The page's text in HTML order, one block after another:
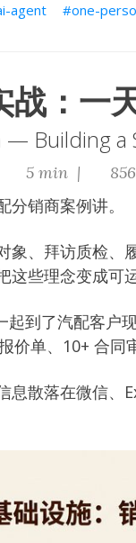
agent one-
战：
Building a
5 min |
分销商案例讲。
象、拜访质检、
些理念变成可
到了汽配客户
价单、10+ 合同
息散落在微信、